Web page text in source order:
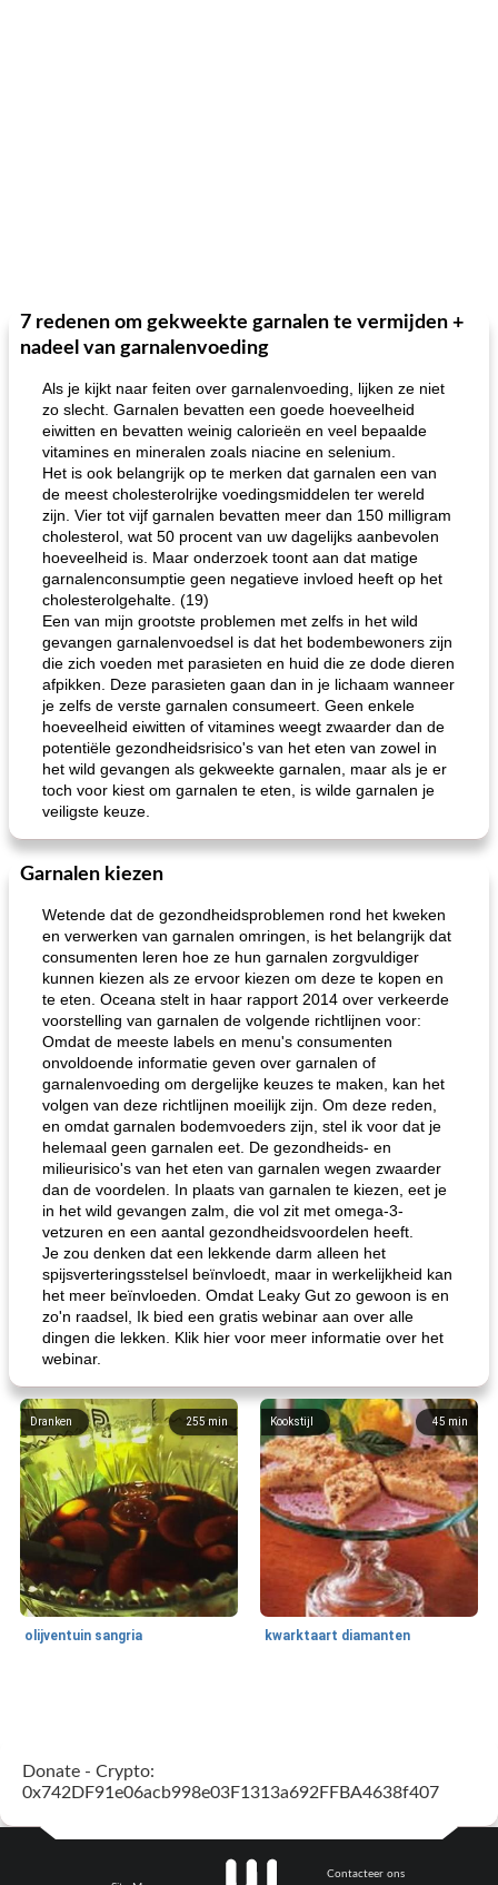
7 redenen om gekweekte garnalen te vermijden +
nadeel van garnalenvoeding
Als je kijkt naar feiten over garnalenvoeding, lijken ze niet
zo slecht. Garnalen bevatten een goede hoeveelheid
eiwitten en bevatten weinig calorieën en veel bepaalde
vitamines en mineralen zoals niacine en selenium.
Het is ook belangrijk op te merken dat garnalen een van
de meest cholesterolrijke voedingsmiddelen ter wereld
zijn. Vier tot vijf garnalen bevatten meer dan 150 milligram
cholesterol, wat 50 procent van uw dagelijks aanbevolen
hoeveelheid is. Maar onderzoek toont aan dat matige
garnalenconsumptie geen negatieve invloed heeft op het
cholesterolgehalte. (19)
Een van mijn grootste problemen met zelfs in het wild
gevangen garnalenvoedsel is dat het bodembewoners zijn
die zich voeden met parasieten en huid die ze dode dieren
afpikken. Deze parasieten gaan dan in je lichaam wanneer
je zelfs de verste garnalen consumeert. Geen enkele
hoeveelheid eiwitten of vitamines weegt zwaarder dan de
potentiële gezondheidsrisico's van het eten van zowel in
het wild gevangen als gekweekte garnalen, maar als je er
toch voor kiest om garnalen te eten, is wilde garnalen je
veiligste keuze.
Garnalen kiezen
Wetende dat de gezondheidsproblemen rond het kweken
en verwerken van garnalen omringen, is het belangrijk dat
consumenten leren hoe ze hun garnalen zorgvuldiger
kunnen kiezen als ze ervoor kiezen om deze te kopen en
te eten. Oceana stelt in haar rapport 2014 over verkeerde
voorstelling van garnalen de volgende richtlijnen voor:
Omdat de meeste labels en menu's consumenten
onvoldoende informatie geven over garnalen of
garnalenvoeding om dergelijke keuzes te maken, kan het
volgen van deze richtlijnen moeilijk zijn. Om deze reden,
en omdat garnalen bodemvoeders zijn, stel ik voor dat je
helemaal geen garnalen eet. De gezondheids- en
milieurisico's van het eten van garnalen wegen zwaarder
dan de voordelen. In plaats van garnalen te kiezen, eet je
in het wild gevangen zalm, die vol zit met omega-3-
vetzuren en een aantal gezondheidsvoordelen heeft.
Je zou denken dat een lekkende darm alleen het
spijsverteringsstelsel beïnvloedt, maar in werkelijkheid kan
het meer beïnvloeden. Omdat Leaky Gut zo gewoon is en
zo'n raadsel, Ik bied een gratis webinar aan over alle
dingen die lekken. Klik hier voor meer informatie over het
webinar.
255min
Dranken
olijventuin sangria
45 min
Kookstijl
kwarktaart diamanten
Donate - Crypto:
0x742DF91e06acb998e03F1313a692FFBA4638f407
Contacteer ons